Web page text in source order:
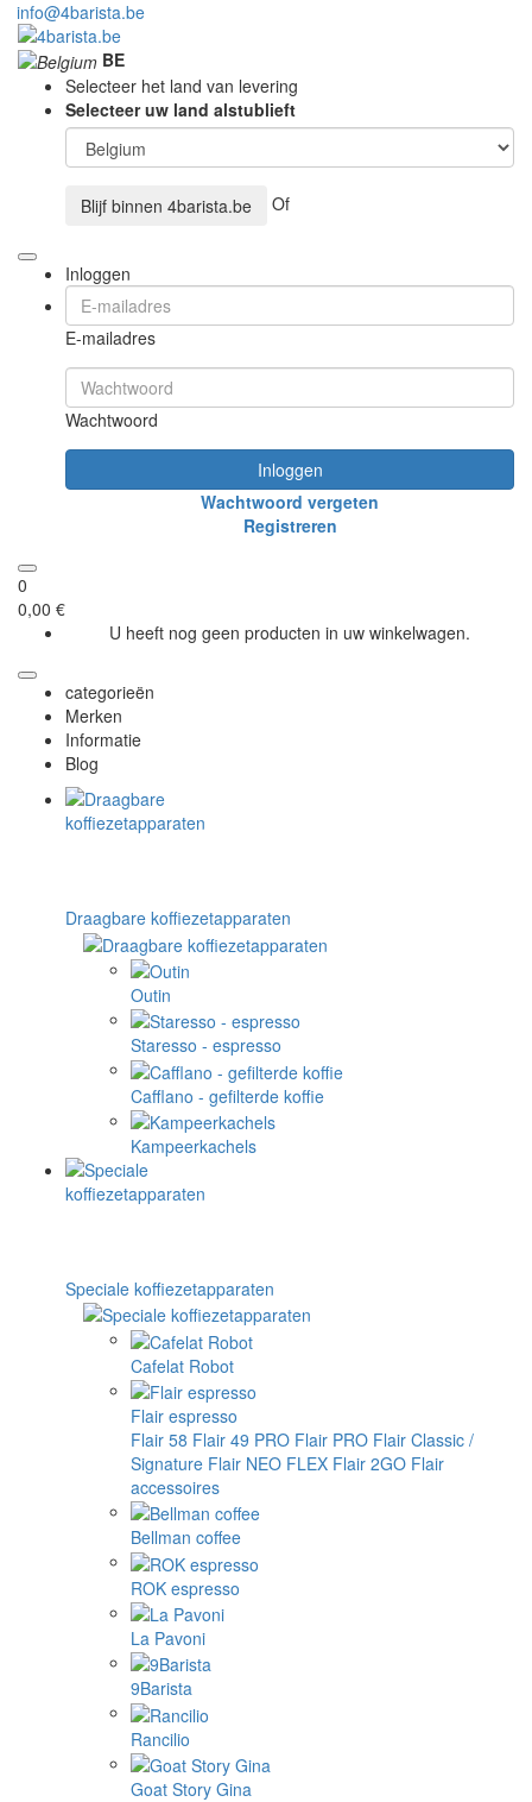
info@4barista.be
BE
Selecteer het land van levering
Selecteer uw land alstublieft
Blijf binnen 4barista.be Of
Inloggen
E-mailadres
Wachtwoord
Inloggen
Wachtwoord vergeten
Registreren
0
0,00 €
U heeft nog geen producten in uw winkelwagen.
categorieën
Merken
Informatie
Blog
Draagbare koffiezetapparaten
Outin
Staresso - espresso
Cafflano - gefilterde koffie
Kampeerkachels
Speciale koffiezetapparaten
Cafelat Robot
Flair espresso
Flair 58 Flair 49 PRO Flair PRO Flair Classic /
Signature Flair NEO FLEX Flair 2GO Flair
accessoires
Bellman coffee
ROK espresso
La Pavoni
9Barista
Rancilio
Goat Story Gina